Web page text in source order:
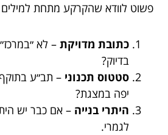
פשוט לוודא שהקרקע מתחת
כתובת מדויקת – לא
בדיוק?
סטטוס תכנוני – תב״ע
יפה במצגת?
היתרי בנייה – אם כבר יש
לגמרי.